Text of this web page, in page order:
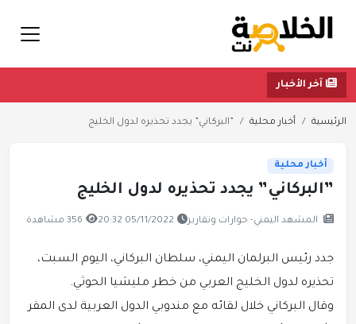
آخر الأخبار
الرئيسية أخبار محلية ”البركاني” يجدد تحذيره لدول الخليج
أخبار محلية
”البركاني” يجدد تحذيره لدول الخليج
المشهد اليمني- حوارات وتقارير 05/11/2022 20:32 356 مشاهدة
جدد رئيس البرلمان اليمني، سلطان البركاني، اليوم السبت،
تحذيره لدول الخليج العربي من خطر مليشيا الحوثي.
وقال البركاني خلال لقائه مع مندوبي الدول العربية لدى المقر